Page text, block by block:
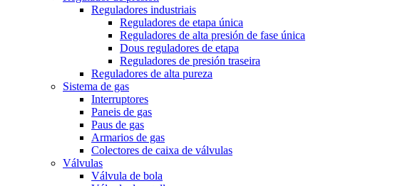
Reguladores industriais
Reguladores de etapa única
Reguladores de alta presión de fase única
Dous reguladores de etapa
Reguladores de presión traseira
Reguladores de alta pureza
Sistema de gas
Interruptores
Paneis de gas
Paus de gas
Armarios de gas
Colectores de caixa de válvulas
Válvulas
Válvula de bola